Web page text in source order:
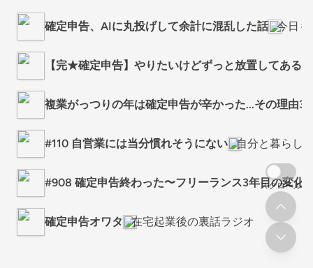
確定申告、AIに丸投げして余計に混乱した話 今日も
【完★確定申告】やりたいけどずっと放置してある
複業がっつりの年は確定申告が辛かった...その理由3
#110 自営業には当分慣れそうにない 自分と暮らし
#908 確定申告終わった〜フリーランス3年目の変化
確定申告オワタ 在宅起業後の裏話ラジオ
スクロール